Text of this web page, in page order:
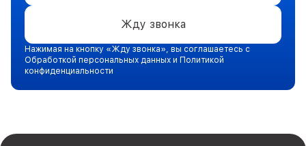
Жду звонка
Нажимая на кнопку «Жду звонка», вы соглашаетесь с
Обработкой персональных данных и Политикой
конфиденциальности